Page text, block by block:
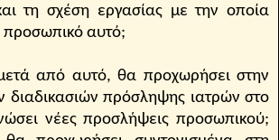
τη σχέση εργασίας με την οποία
προσωπικό αυτό;
αυτό, θα προχωρήσει στην
πρόσληψης ιατρών στο
νέες προσλήψεις προσωπικού;